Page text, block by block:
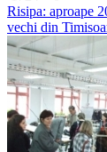
Risipa: aproape
vechi din